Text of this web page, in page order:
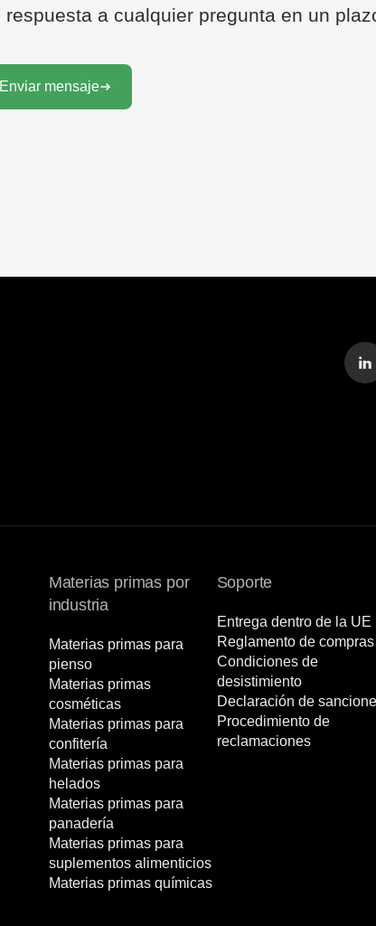
respuesta a cualquier pregunta en un
Enviar mensaje
Materias primas por
industria
Materias primas para
pienso
Materias primas
cosméticas
Materias primas para
confitería
Materias primas para
helados
Materias primas para
panadería
Materias primas para
suplementos alimenticios
Materias primas químicas
Soporte
Entrega dentro de la UE
Reglamento de compras
Condiciones de
desistimiento
Declaración de
Procedimiento de
reclamaciones